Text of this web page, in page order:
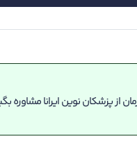
از پزشکان نوین ایرانا مشاوره